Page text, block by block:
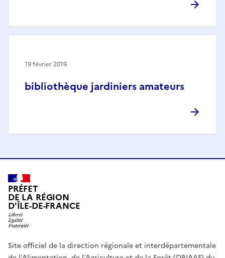
bibliothèque jardiniers amateurs
19 février 2019
PRÉFET
DE LA RÉGION
D'ÎLE-DE-FRANCE
Site officiel de la direction régionale et interdépartementale